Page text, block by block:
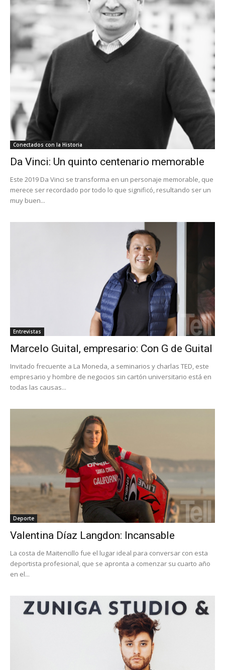
Conectados con la Historia
Da Vinci: Un quinto centenario memorable
Este 2019 Da Vinci se transforma en un personaje memorable, que
merece ser recordado por todo lo que significó, resultando ser un
muy buen...
Entrevistas
Marcelo Guital, empresario: Con G de Guital
Invitado frecuente a La Moneda, a seminarios y charlas TED, este
empresario y hombre de negocios sin cartón universitario está en
todas las causas...
Deporte
Valentina Díaz Langdon: Incansable
La costa de Maitencillo fue el lugar ideal para conversar con esta
deportista profesional, que se apronta a comenzar su cuarto año
en el...